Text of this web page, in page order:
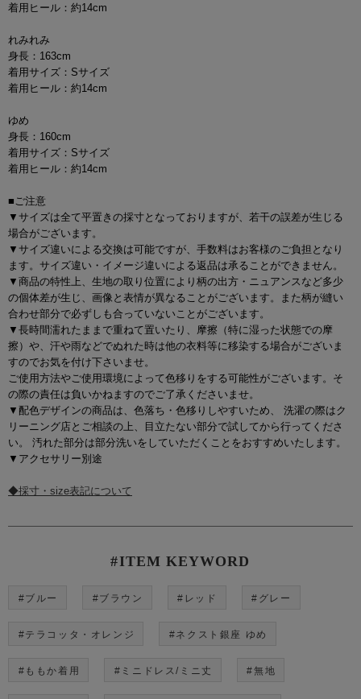
着用ヒール：約14cm
れみれみ
身長：163cm
着用サイズ：Sサイズ
着用ヒール：約14cm
ゆめ
身長：160cm
着用サイズ：Sサイズ
着用ヒール：約14cm
■ご注意
▼サイズは全て平置きの採寸となっておりますが、若干の誤差が生じる
場合がございます。
▼サイズ違いによる交換は可能ですが、手数料はお客様のご負担となり
ます。サイズ違い・イメージ違いによる返品は承ることができません。
▼商品の特性上、生地の取り位置により柄の出方・ニュアンスなど多少
の個体差が生じ、画像と表情が異なることがございます。また柄が縫い
合わせ部分で必ずしも合っていないことがございます。
▼長時間濡れたままで重ねて置いたり、摩擦（特に湿った状態での摩
擦）や、汗や雨などでぬれた時は他の衣料等に移染する場合がございま
すのでお気を付け下さいませ。
ご使用方法やご使用環境によって色移りをする可能性がございます。そ
の際の責任は負いかねますのでご了承くださいませ。
▼配色デザインの商品は、色落ち・色移りしやすいため、 洗濯の際はク
リーニング店とご相談の上、目立たない部分で試してから行ってくださ
い。 汚れた部分は部分洗いをしていただくことをおすすめいたします。
▼アクセサリー別途
◆採寸・size表記について
#ITEM KEYWORD
#ブルー #ブラウン #レッド #グレー
#テラコッタ・オレンジ #ネクスト銀座 ゆめ
#ももか着用 #ミニドレス/ミニ丈 #無地